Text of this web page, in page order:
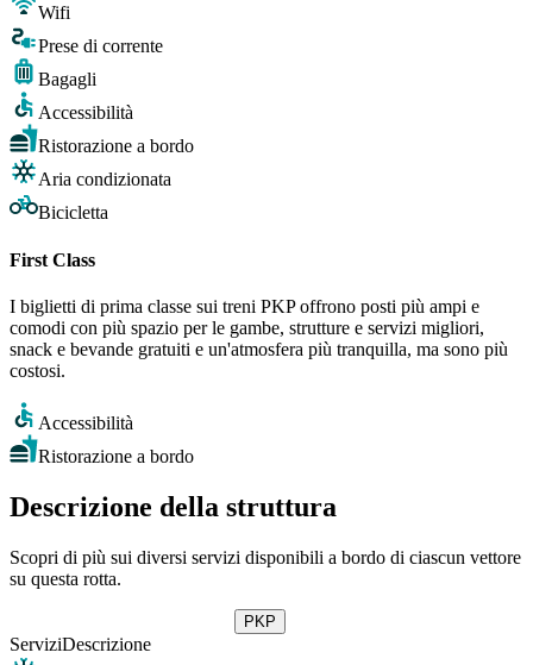
Wifi
Prese di corrente
Bagagli
Accessibilità
Ristorazione a bordo
Aria condizionata
Bicicletta
First Class
I biglietti di prima classe sui treni PKP offrono posti più ampi e
comodi con più spazio per le gambe, strutture e servizi migliori,
snack e bevande gratuiti e un'atmosfera più tranquilla, ma sono più
costosi.
Accessibilità
Ristorazione a bordo
Descrizione della struttura
Scopri di più sui diversi servizi disponibili a bordo di ciascun vettore
su questa rotta.
PKP
ServiziDescrizione